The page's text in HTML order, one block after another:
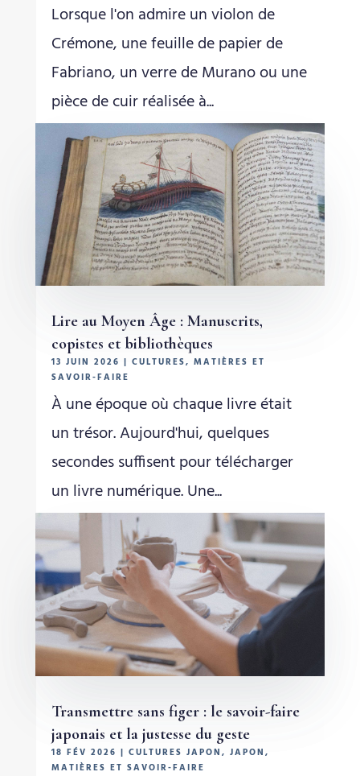
Lorsque l'on admire un violon de
Crémone, une feuille de papier de
Fabriano, un verre de Murano ou une
pièce de cuir réalisée à...
Lire au Moyen Âge : Manuscrits,
copistes et bibliothèques
13 JUIN 2026 | CULTURES, MATIÈRES ET
SAVOIR-FAIRE
À une époque où chaque livre était
un trésor. Aujourd'hui, quelques
secondes suffisent pour télécharger
un livre numérique. Une...
Transmettre sans figer : le savoir-faire
japonais et la justesse du geste
18 FÉV 2026 | CULTURES JAPON, JAPON,
MATIÈRES ET SAVOIR-FAIRE